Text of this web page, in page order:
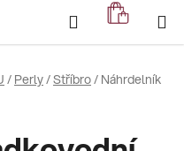
Hledat
KOŠÍK
/ Perly/Stříbro/ Náhrdelník